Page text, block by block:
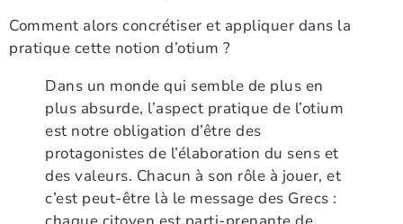
Comment alors concrétiser et appliquer dans la
pratique cette notion d’otium ?
Dans un monde qui semble de plus en
plus absurde, l’aspect pratique de l’otium
est notre obligation d’être des
protagonistes de l’élaboration du sens et
des valeurs. Chacun à son rôle à jouer, et
c’est peut-être là le message des Grecs :